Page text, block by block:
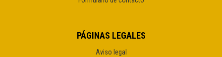
PÁGINAS LEGALES
Aviso legal